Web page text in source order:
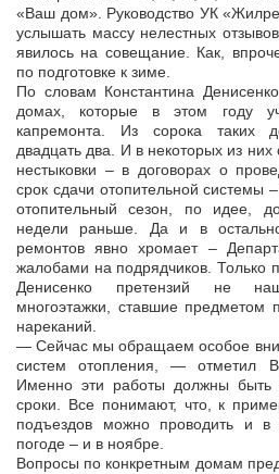
«Ваш дом». Руководство УК
услышать массу нелестных
явилось на совещание. Как,
по подготовке к зиме.
По словам Константина
домах, которые в этом году
капремонта. Из сорока таких
двадцать два. И в некоторых из
нестыковки – в договорах о
срок сдачи отопительной системы
отопительный сезон, по идее,
недели раньше. Да и в
ремонтов явно хромает –
жалобами на подрядчиков. Только
Денисенко претензий не
многоэтажки, ставшие предметом
нареканий.
— Сейчас мы обращаем особое
систем отопления, — отметил
Именно эти работы должны быть
сроки. Все понимают, что, к
подъездов можно проводить и
погоде – и в ноябре.
Вопросы по конкретным домам